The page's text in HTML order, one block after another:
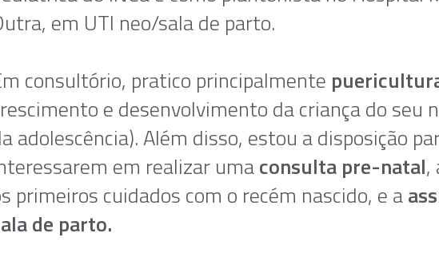
em UTI neo/sala de parto.
consultório, pratico principalmente
e desenvolvimento da criança do seu
adolescência). Além disso, estou a disposição
em realizar umaconsulta pre-natal,
primeiros cuidados com o recém nascido, e a
de parto.